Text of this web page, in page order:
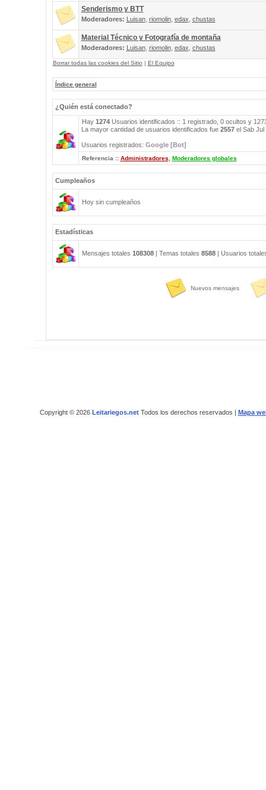
Senderismo y BTT
Moderadores: Luisan, riomolin, edax chustas
Material Técnico y Fotografía de montaña
Moderadores: Luisan, riomolin, edax chustas
Borrar todas las cookies del Sitio | El Equipo
Índice general
¿Quién está conectado?
Hay 1274Usuarios identificados :: 1 registrado, 0 ocultos y
La mayor cantidad de usuarios identificados fue 2557el Sab Jul
Usuarios registrados: Google [Bot]
Referencia :: Administradores Moderadores globales
Cumpleaños
Hoy sin cumpleaños
Estadísticas
Mensajes totales 108308| Temas totales 8588| Usuarios
Nuevos mensajes
Copyright © 2026 Leitariegos.netTodos los derechos reservados | Mapa